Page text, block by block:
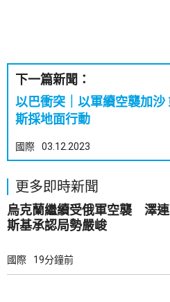
下一篇新聞：
以巴衝突｜以軍續空襲加沙 或短期對汗尤尼
斯採地面行動
國際 03.12.2023
更多即時新聞
烏克蘭繼續受俄軍空襲 澤連
斯基承認局勢嚴峻
國際 19分鐘前